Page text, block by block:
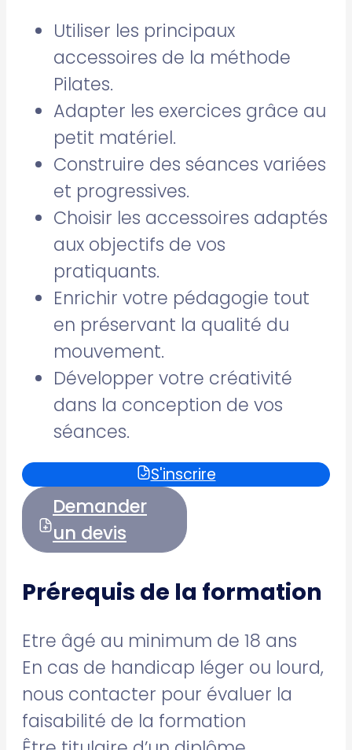
Utiliser les principaux
accessoires de la méthode
Pilates.
Adapter les exercices grâce au
petit matériel.
Construire des séances variées
et progressives.
Choisir les accessoires adaptés
aux objectifs de vos
pratiquants.
Enrichir votre pédagogie tout
en préservant la qualité du
mouvement.
Développer votre créativité
dans la conception de vos
séances.
S'inscrire
Demander
un devis
Prérequis de la formation
Etre âgé au minimum de 18 ans
En cas de handicap léger ou lourd,
nous contacter pour évaluer la
faisabilité de la formation